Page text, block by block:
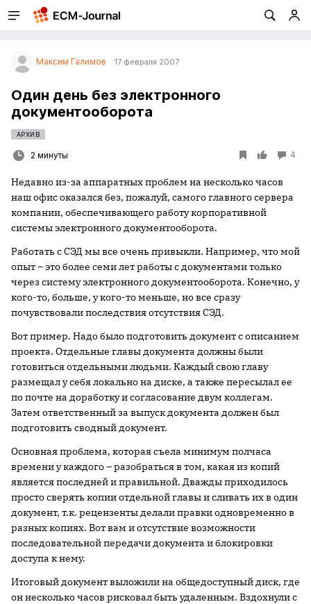
Максим Галимов 17 февраля 2007
Один день без электронного
документооборота
АРХИВ
2 минуты 4
Недавно из-за аппаратных проблем на несколько часов
наш офис оказался без, пожалуй, самого главного сервера
компании, обеспечивающего работу корпоративной
системы электронного документооборота.
Работать с СЭД мы все очень привыкли. Например, что мой
опыт – это более семи лет работы с документами только
через систему электронного документооборота. Конечно, у
кого-то, больше, у кого-то меньше, но все сразу
почувствовали последствия отсутствия СЭД.
Вот пример. Надо было подготовить документ с описанием
проекта. Отдельные главы документа должны были
готовиться отдельными людьми. Каждый свою главу
размещал у себя локально на диске, а также пересылал ее
по почте на доработку и согласование двум коллегам.
Затем ответственный за выпуск документа должен был
подготовить сводный документ.
Основная проблема, которая съела минимум полчаса
времени у каждого – разобраться в том, какая из копий
является последней и правильной. Дважды приходилось
просто сверять копии отдельной главы и сливать их в один
документ, т.к. рецензенты делали правки одновременно в
разных копиях. Вот вам и отсутствие возможности
последовательной передачи документа и блокировки
доступа к нему.
Итоговый документ выложили на общедоступный диск, где
он несколько часов рисковал быть удаленным. Вздохнули с